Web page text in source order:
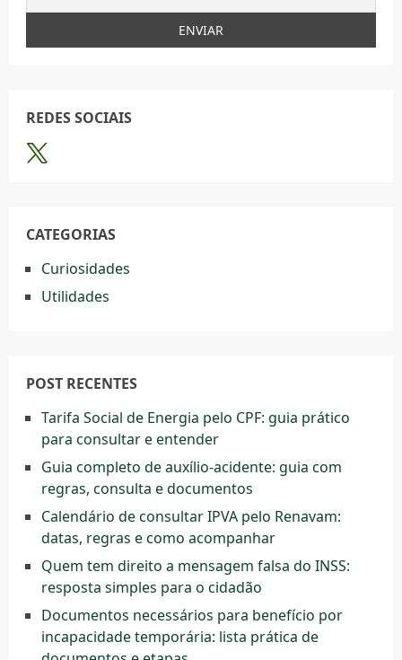
REDES SOCIAIS
CATEGORIAS
Curiosidades
Utilidades
POST RECENTES
Tarifa Social de Energia pelo CPF: guia prático
para consultar e entender
Guia completo de auxílio-acidente: guia com
regras, consulta e documentos
Calendário de consultar IPVA pelo Renavam:
datas, regras e como acompanhar
Quem tem direito a mensagem falsa do INSS:
resposta simples para o cidadão
Documentos necessários para benefício por
incapacidade temporária: lista prática de